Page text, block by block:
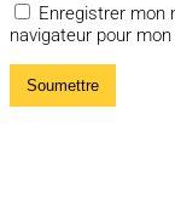
Enregistrer mon
navigateur pour